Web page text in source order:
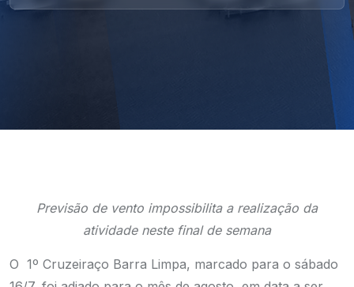
Previsão de vento impossibilita a realização da
atividade neste final de semana
O 1º Cruzeiraço Barra Limpa, marcado para o sábado